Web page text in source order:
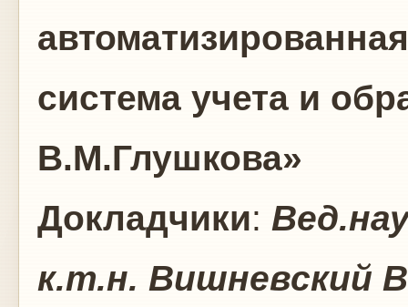
система учета и
В.М.Глушкова»
Докладчики:
к.т.н. Вишневский